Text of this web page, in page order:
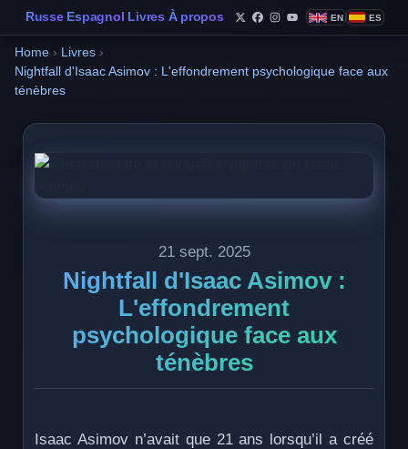
Russe Espagnol Livres À propos
Follow Philippe de Foy
Follow Philippe de
Follow Philippe de
Follow Philippe
EN ES
Home › Livres ›
Nightfall d'Isaac Asimov : L'effondrement psychologique face aux
ténèbres
21 sept. 2025
Nightfall d'Isaac Asimov :
L'effondrement
psychologique face aux
ténèbres
Isaac Asimov n’avait que 21 ans lorsqu’il a créé